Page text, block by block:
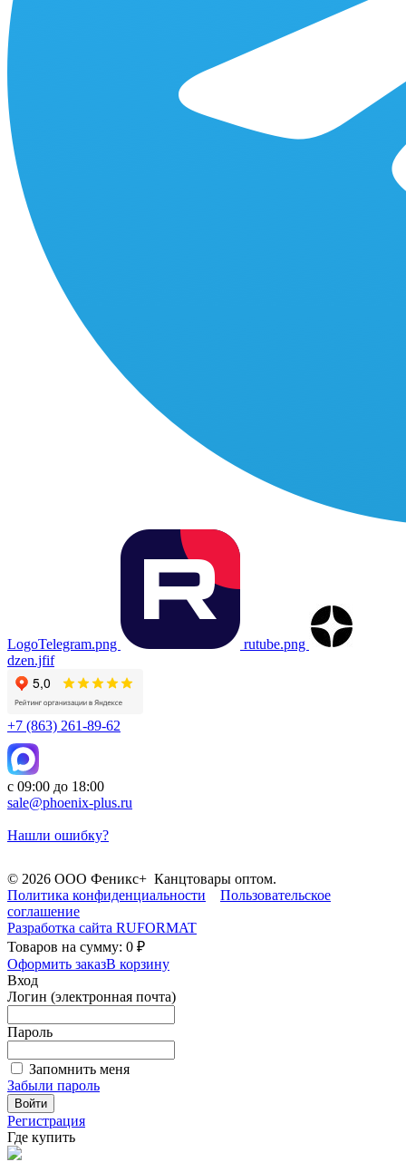
LogoTelegram.png
rutube.png
dzen.jfif
+7 (863) 261-89-62
с 09:00 до 18:00
sale@phoenix-plus.ru
Нашли ошибку?
© 2026 ООО Феникс+ Канцтовары оптом.
Политика конфиденциальности
Пользовательское
соглашение
Разработка сайта RUFORMAT
Товаров на сумму: 0 ₽
Оформить заказВ корзину
Вход
Логин (электронная почта)
Пароль
Запомнить меня
Забыли пароль
Войти
Регистрация
Где купить